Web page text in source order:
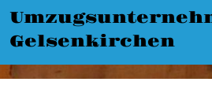
Gelsenkirchen